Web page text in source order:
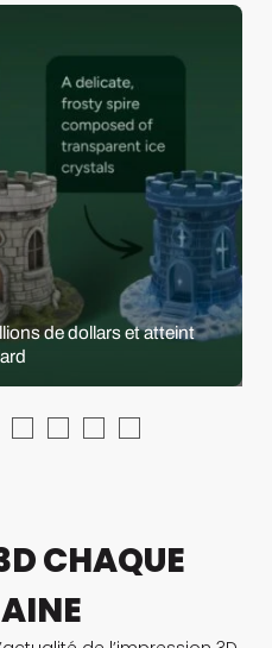
de dollars et atteint
CHAQUE